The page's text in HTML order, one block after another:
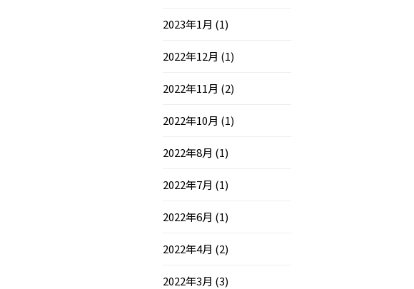
2023年1月 (1)
2022年12月 (1)
2022年11月 (2)
2022年10月 (1)
2022年8月 (1)
2022年7月 (1)
2022年6月 (1)
2022年4月 (2)
2022年3月 (3)